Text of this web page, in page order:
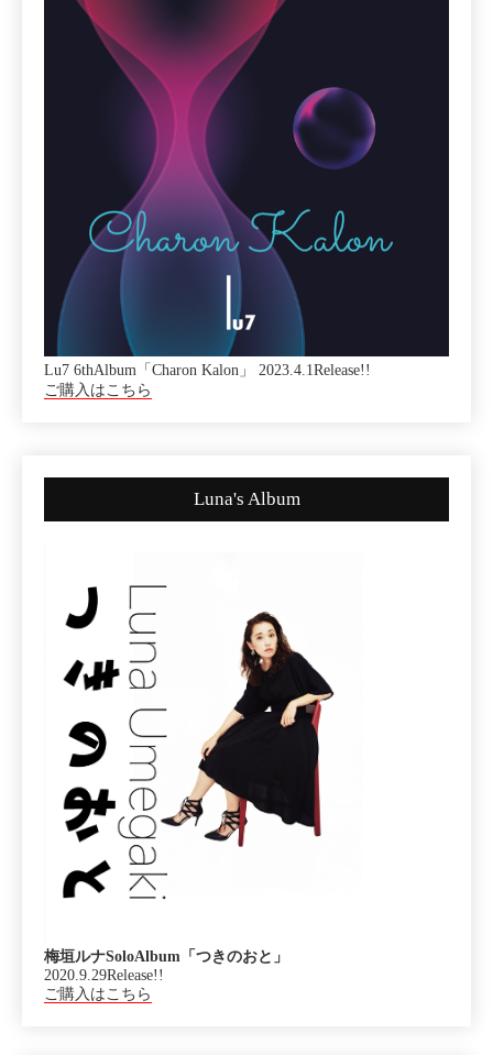
Lu7 6thAlbum「Charon Kalon」 2023.4.1Release!!
ご購入はこちら
Luna's Album
梅垣ルナSoloAlbum「つきのおと」
2020.9.29Release!!
ご購入はこちら